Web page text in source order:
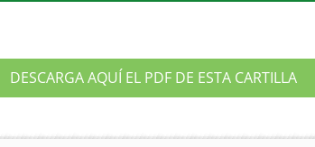
DESCARGA AQUÍ EL PDF DE ESTA CARTILLA